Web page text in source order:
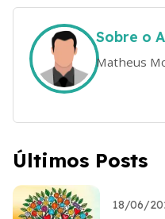
Sobre o
Matheus
Últimos Posts
18/06/